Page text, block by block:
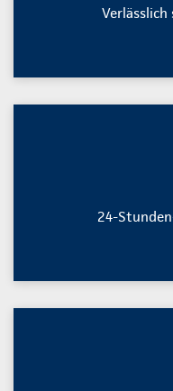
Verlässlich
24-